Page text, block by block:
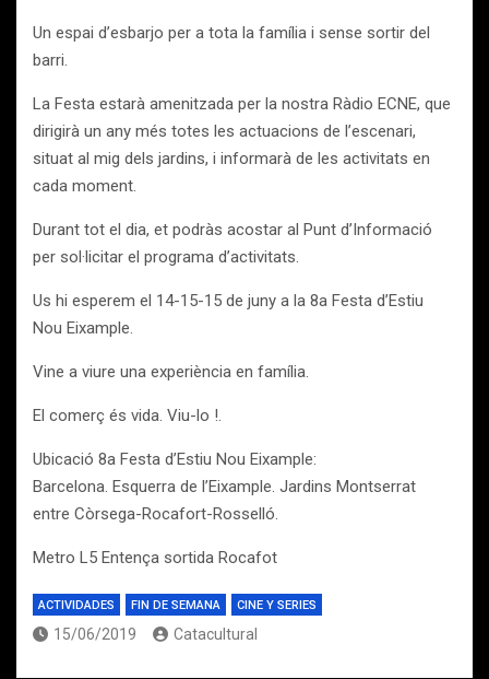
Un espai d’esbarjo per a tota la família i sense sortir del
barri.
La Festa estarà amenitzada per la nostra Ràdio ECNE, que
dirigirà un any més totes les actuacions de l’escenari,
situat al mig dels jardins, i informarà de les activitats en
cada moment.
Durant tot el dia, et podràs acostar al Punt d’Informació
per sol·licitar el programa d’activitats.
Us hi esperem el 14-15-15 de juny a la 8a Festa d’Estiu
Nou Eixample.
Vine a viure una experiència en família.
El comerç és vida. Viu-lo !.
Ubicació 8a Festa d’Estiu Nou Eixample:
Barcelona. Esquerra de l’Eixample. Jardins Montserrat
entre Còrsega-Rocafort-Rosselló.
Metro L5 Entença sortida Rocafot
ACTIVIDADES FIN DE SEMANA CINE Y SERIES
15/06/2019 Catacultural